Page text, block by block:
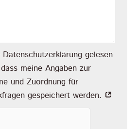
gelesen
meine Angaben zur
und Zuordnung für
gespeichert werden.